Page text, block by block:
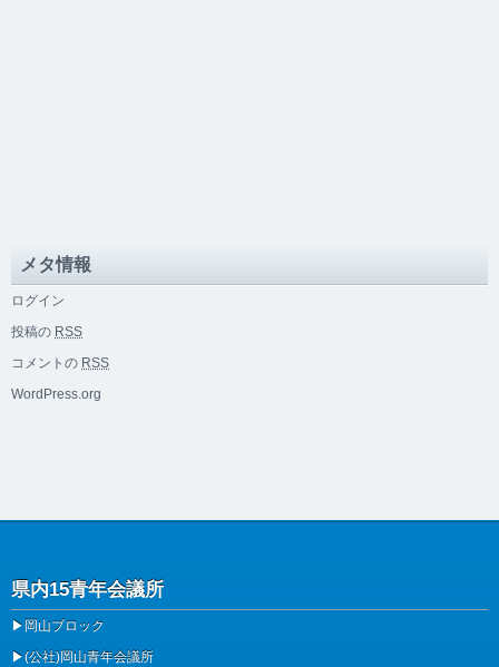
メタ情報
ログイン
投稿の RSS
コメントの RSS
WordPress.org
県内15青年会議所
▶ 岡山ブロック
▶(公社)岡山青年会議所